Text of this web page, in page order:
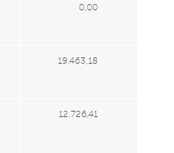
0,00
19.463,18
12.726,41